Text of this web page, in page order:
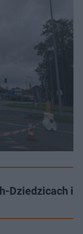
Dziedzicach i